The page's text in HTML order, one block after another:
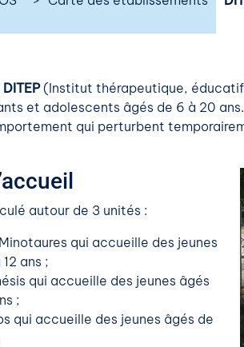
DITEP(Institut thérapeutique,
et adolescents âgés de 6 à 20
qui perturbent
autour de 3 unités :
qui accueille des jeunes
ans ;
qui accueille des jeunes âgés
;
qui accueille des jeunes âgés de